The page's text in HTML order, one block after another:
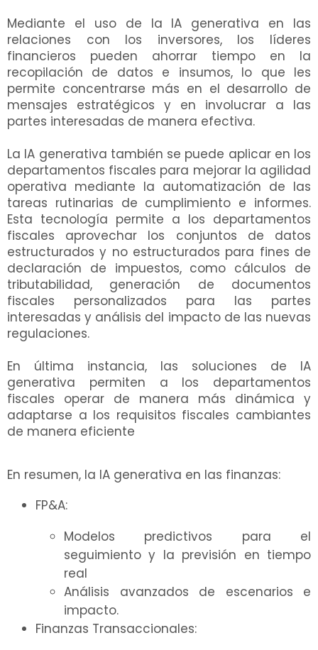
Mediante el uso de la IA generativa en las
relaciones con los inversores, los líderes
financieros pueden ahorrar tiempo en la
recopilación de datos e insumos, lo que les
permite concentrarse más en el desarrollo de
mensajes estratégicos y en involucrar a las
partes interesadas de manera efectiva.
La IA generativa también se puede aplicar en los
departamentos fiscales para mejorar la agilidad
operativa mediante la automatización de las
tareas rutinarias de cumplimiento e informes.
Esta tecnología permite a los departamentos
fiscales aprovechar los conjuntos de datos
estructurados y no estructurados para fines de
declaración de impuestos, como cálculos de
tributabilidad, generación de documentos
fiscales personalizados para las partes
interesadas y análisis del impacto de las nuevas
regulaciones.
En última instancia, las soluciones de IA
generativa permiten a los departamentos
fiscales operar de manera más dinámica y
adaptarse a los requisitos fiscales cambiantes
de manera eficiente
En resumen, la IA generativa en las finanzas:
FP&A:
Modelos predictivos para el
seguimiento y la previsión en tiempo
real
Análisis avanzados de escenarios e
impacto.
Finanzas Transaccionales: